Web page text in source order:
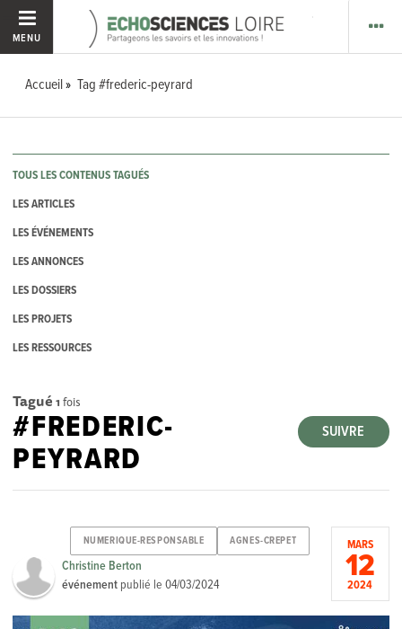
MENU
Accueil Tag #frederic-peyrard
TOUS LES CONTENUS TAGUÉS
LES ARTICLES
LES ÉVÉNEMENTS
LES ANNONCES
LES DOSSIERS
LES PROJETS
LES RESSOURCES
Tagué 1 fois
SUIVRE
#FREDERIC-
PEYRARD
NUMERIQUE-RESPONSABLE AGNES-CREPET
Christine Berton
événement publié le04/03/2024
MARS
12
2024